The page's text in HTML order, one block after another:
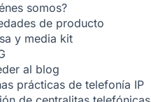
somos?
de producto
y media kit
al blog
prácticas de telefonía IP